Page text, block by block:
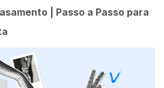
| Passo a Passo para